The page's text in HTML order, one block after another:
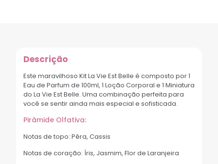
Descrição
Este maravilhoso Kit La Vie Est Belle é composto por 1
Eau de Parfum de 100ml, 1 Loção Corporal e 1 Miniatura
do La Vie Est Belle. Uma combinação perfeita para
você se sentir ainda mais especial e sofisticada.
Pirâmide Olfativa:
Notas de topo: Pêra, Cassis
Notas de coração: Íris, Jasmim, Flor de Laranjeira